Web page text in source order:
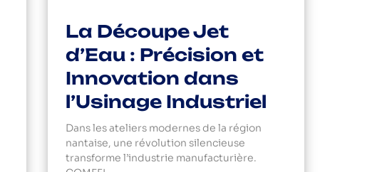
La Découpe Jet
d’Eau : Précision et
Innovation dans
l’Usinage Industriel
Dans les ateliers modernes de la région
nantaise, une révolution silencieuse
transforme l’industrie manufacturière.